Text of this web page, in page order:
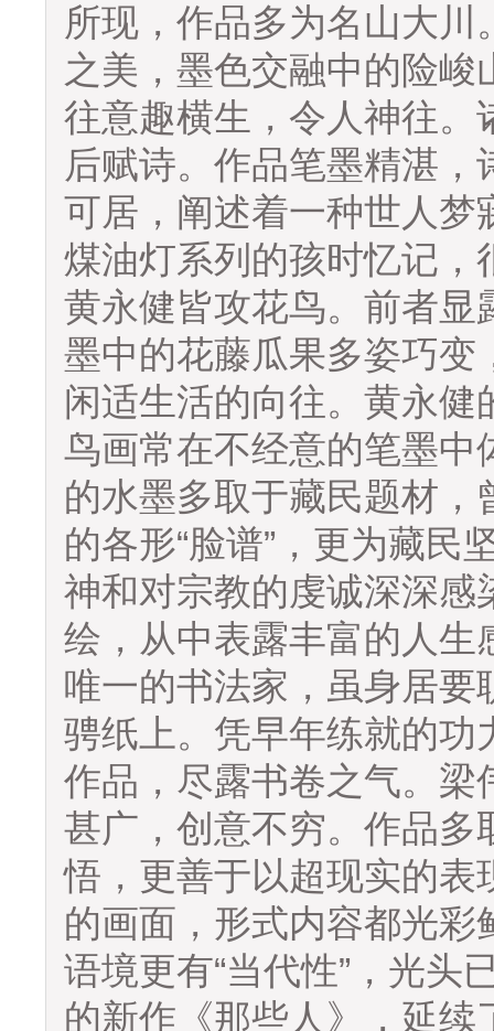
所现，作品多为名山大
之美，墨色交融中的险
往意趣横生，令人神往。
后赋诗。作品笔墨精湛
可居，阐述着一种世人梦
煤油灯系列的孩时忆记，
黄永健皆攻花鸟。前者显
墨中的花藤瓜果多姿巧变
闲适生活的向往。黄永
鸟画常在不经意的笔墨中
的水墨多取于藏民题材
的各形“脸谱”，更为藏民
神和对宗教的虔诚深深感
绘，从中表露丰富的人生
唯一的书法家，虽身居
骋纸上。凭早年练就的功
作品，尽露书卷之气。梁
甚广，创意不穷。作品多
悟，更善于以超现实的表
的画面，形式内容都光
语境更有“当代性”，光头
的新作《那些人》，延